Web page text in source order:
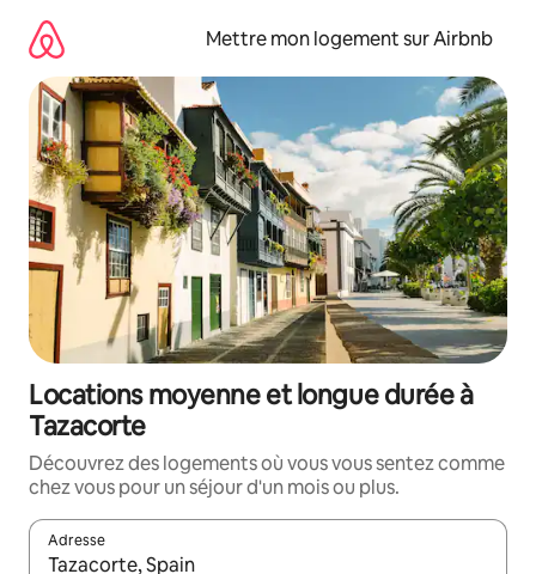
directement
contenu
Mettre mon logement sur Airbnb
Locations moyenne et longue durée à
Tazacorte
Découvrez des logements où vous vous sentez comme
chez vous pour un séjour d'un mois ou plus.
Adresse
Lorsque les résultats s'affichent, utilisez les flèches vers le